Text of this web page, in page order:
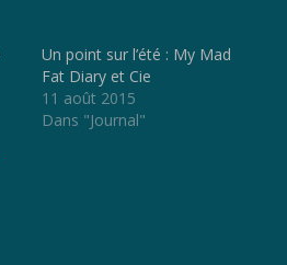
Un point sur l’été : My Mad
Fat Diary et Cie
11 août 2015
Dans "Journal"